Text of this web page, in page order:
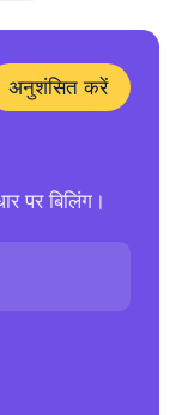
अनुशंसित करें
पर बिलिंग।